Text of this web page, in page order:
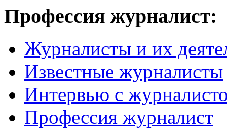
Профессия журналист:
Журналисты и их
Известные журналисты
Интервью с
Профессия журналист